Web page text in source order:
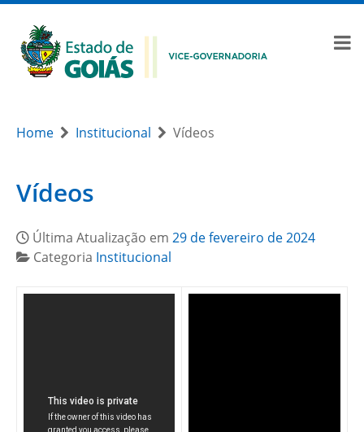
Home Institucional Vídeos
Vídeos
Última Atualização em 29 de fevereiro de 2024
Categoria Institucional